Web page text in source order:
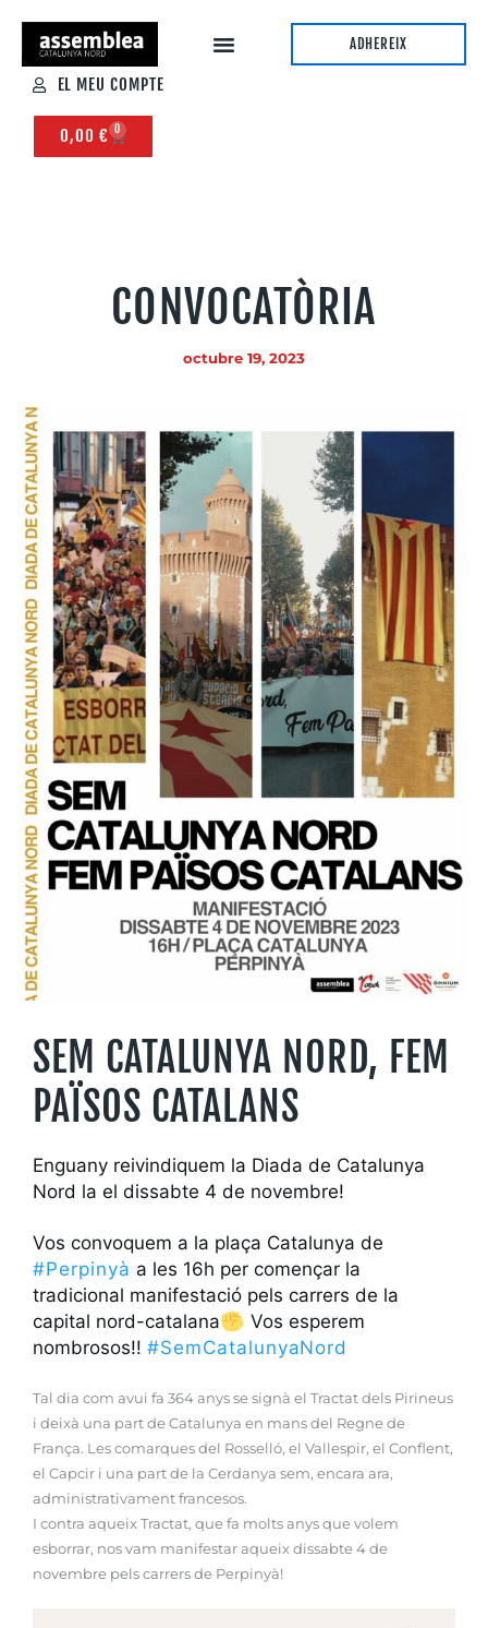
ADHEREIX
EL MEU COMPTE
0,00 € 0
CONVOCATÒRIA
octubre 19, 2023
SEM CATALUNYA NORD, FEM
PAÏSOS CATALANS
Enguany reivindiquem la Diada de Catalunya
Nord la el dissabte 4 de novembre!
Vos convoquem a la plaça Catalunya de
#Perpinyà a les 16h per començar la
tradicional manifestació pels carrers de la
capital nord-catalana
Vos esperem
nombrosos!! #SemCatalunyaNord
Tal dia com avui fa 364 anys se signà el Tractat dels Pirineus
i deixà una part de Catalunya en mans del Regne de
França. Les comarques del Rosselló, el Vallespir, el Conflent,
el Capcir i una part de la Cerdanya sem, encara ara,
administrativament francesos.
I contra aqueix Tractat, que fa molts anys que volem
esborrar, nos vam manifestar aqueix dissabte 4 de
novembre pels carrers de Perpinyà!